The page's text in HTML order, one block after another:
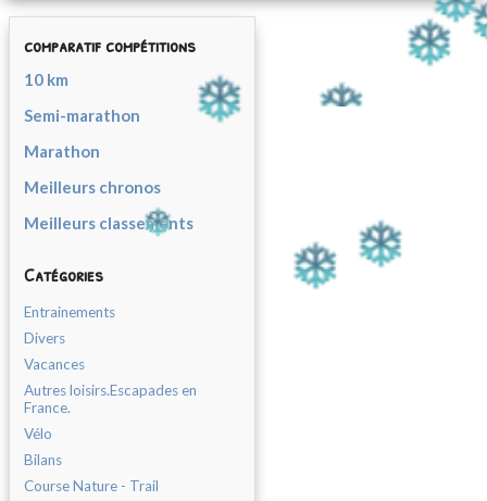
comparatif compétitions
10 km
Semi-marathon
Marathon
Meilleurs chronos
Meilleurs classements
Catégories
Entrainements
Divers
Vacances
Autres loisirs.Escapades en
France.
Vélo
Bilans
Course Nature - Trail